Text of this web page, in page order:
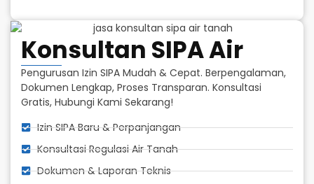
Konsultan SIPA Air
Pengurusan Izin SIPA Mudah & Cepat. Berpengalaman,
Dokumen Lengkap, Proses Transparan. Konsultasi
Gratis, Hubungi Kami Sekarang!
Izin SIPA Baru & Perpanjangan
Konsultasi Regulasi Air Tanah
Dokumen & Laporan Teknis